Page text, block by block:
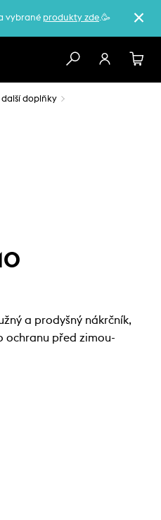
vybrané produkty zde.🥳
doplňky
a prodyšný nákrčník,
ochranu před zimou-